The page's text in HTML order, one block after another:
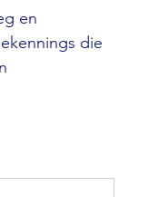
en
die